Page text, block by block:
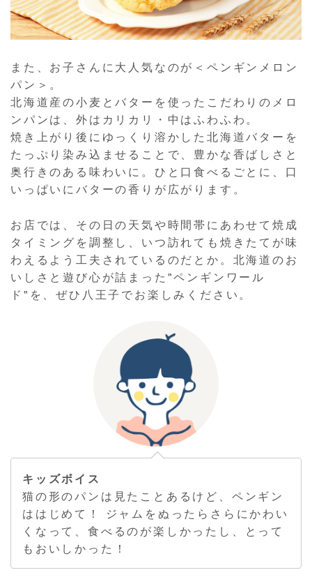
また、お子さんに大人気なのが＜ペンギンメロン
パン＞。
北海道産の小麦とバターを使ったこだわりのメロ
ンパンは、外はカリカリ・中はふわふわ。
焼き上がり後にゆっくり溶かした北海道バターを
たっぷり染み込ませることで、豊かな香ばしさと
奥行きのある味わいに。ひと口食べるごとに、口
いっぱいにバターの香りが広がります。
お店では、その日の天気や時間帯にあわせて焼成
タイミングを調整し、いつ訪れても焼きたてが味
わえるよう工夫されているのだとか。北海道のお
いしさと遊び心が詰まった"ペンギンワール
ド"を、ぜひ八王子でお楽しみください。
キッズボイス
猫の形のパンは見たことあるけど、ペンギン
ははじめて！ ジャムをぬったらさらにかわい
くなって、食べるのが楽しかったし、とって
もおいしかった！